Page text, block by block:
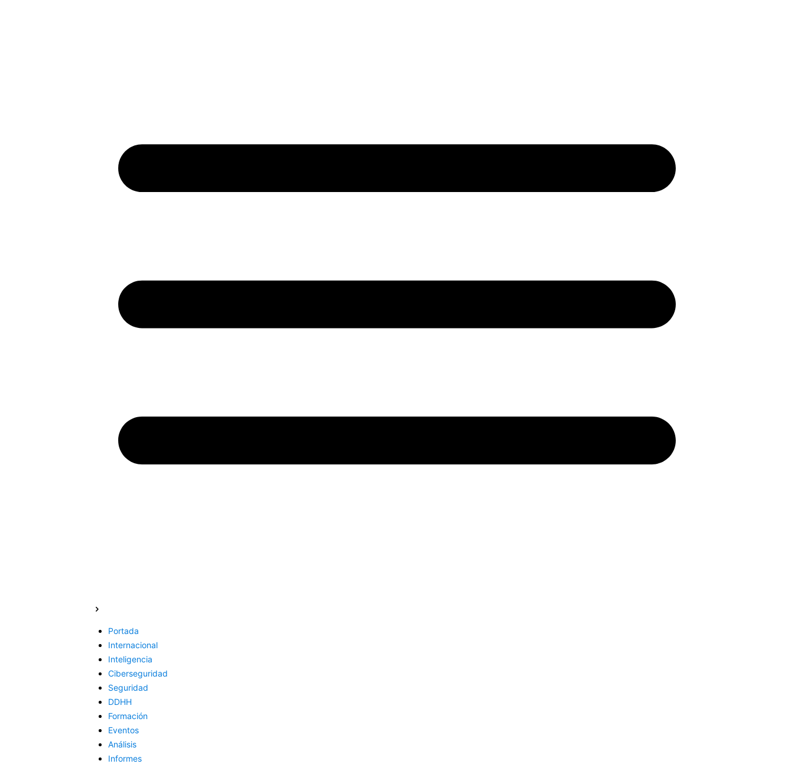
Portada
Internacional
Inteligencia
Ciberseguridad
Seguridad
DDHH
Formación
Eventos
Análisis
Informes